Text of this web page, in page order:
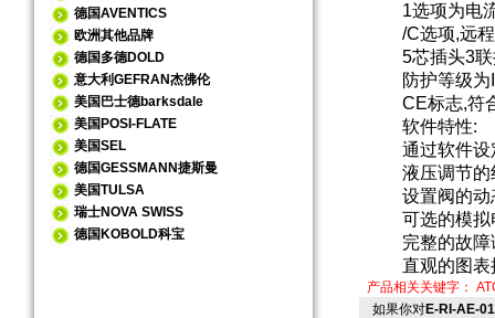
德国AVENTICS
欧洲其他品牌
德国多德DOLD
意大利GEFRAN杰佛伦
美国巴士德barksdale
美国POSI-FLATE
美国SEL
德国GESSMANN捷斯曼
美国TULSA
瑞士NOVA SWISS
德国KOBOLD科宝
1选项为电流
/C选项,远程
5芯插头3联
防护等级为
CE标志,符合
软件特性:
通过软件设
液压调节的
设置阀的动
可选的模拟电
完整的故障诊
直观的图表
产品相关关键字：
如果你对E-RI-AE-